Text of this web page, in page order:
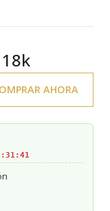
AHORA